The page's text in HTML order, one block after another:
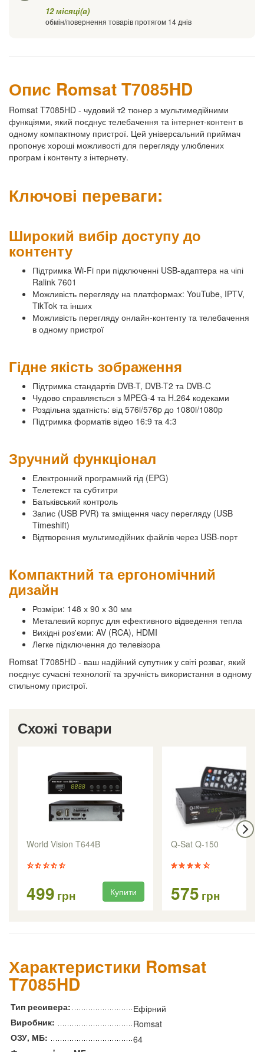
12 місяці(в)
обмін/повернення товарів протягом 14 днів
Опис Romsat T7085HD
Romsat T7085HD - чудовий т2 тюнер з мультимедійними
функціями, який поєднує телебачення та інтернет-контент в
одному компактному пристрої. Цей універсальний приймач
пропонує хороші можливості для перегляду улюблених
програм і контенту з інтернету.
Ключові переваги:
Широкий вибір доступу до
контенту
Підтримка Wi-Fi при підключенні USB-адаптера на чіпі
Ralink 7601
Можливість перегляду на платформах: YouTube, IPTV,
TikTok та інших
Можливість перегляду онлайн-контенту та телебачення
в одному пристрої
Гідне якість зображення
Підтримка стандартів DVB-T, DVB-T2 та DVB-C
Чудово справляється з MPEG-4 та H.264 кодеками
Роздільна здатність: від 576i/576p до 1080i/1080p
Підтримка форматів відео 16:9 та 4:3
Зручний функціонал
Електронний програмний гід (EPG)
Телетекст та субтитри
Батьківський контроль
Запис (USB PVR) та зміщення часу перегляду (USB
Timeshift)
Відтворення мультимедійних файлів через USB-порт
Компактний та ергономічний
дизайн
Розміри: 148 х 90 х 30 мм
Металевий корпус для ефективного відведення тепла
Вихідні роз'єми: AV (RCA), HDMI
Легке підключення до телевізора
Romsat T7085HD - ваш надійний супутник у світі розваг, який
поєднує сучасні технології та зручність використання в одному
стильному пристрої.
Схожі товари
World Vision T644B
499 грн Купити
Q-Sat Q-150
575 грн
Характеристики Romsat
T7085HD
Тип ресивера:
Ефірний
Виробник:
Romsat
ОЗУ, МБ:
64